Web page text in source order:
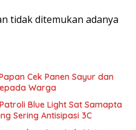
tidak ditemukan adanya
Cek Panen Sayur dan
Warga
Blue Light Sat Samapta
Sering Antisipasi 3C